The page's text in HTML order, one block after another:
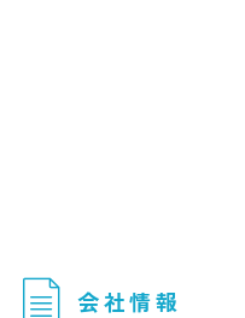
会社情報